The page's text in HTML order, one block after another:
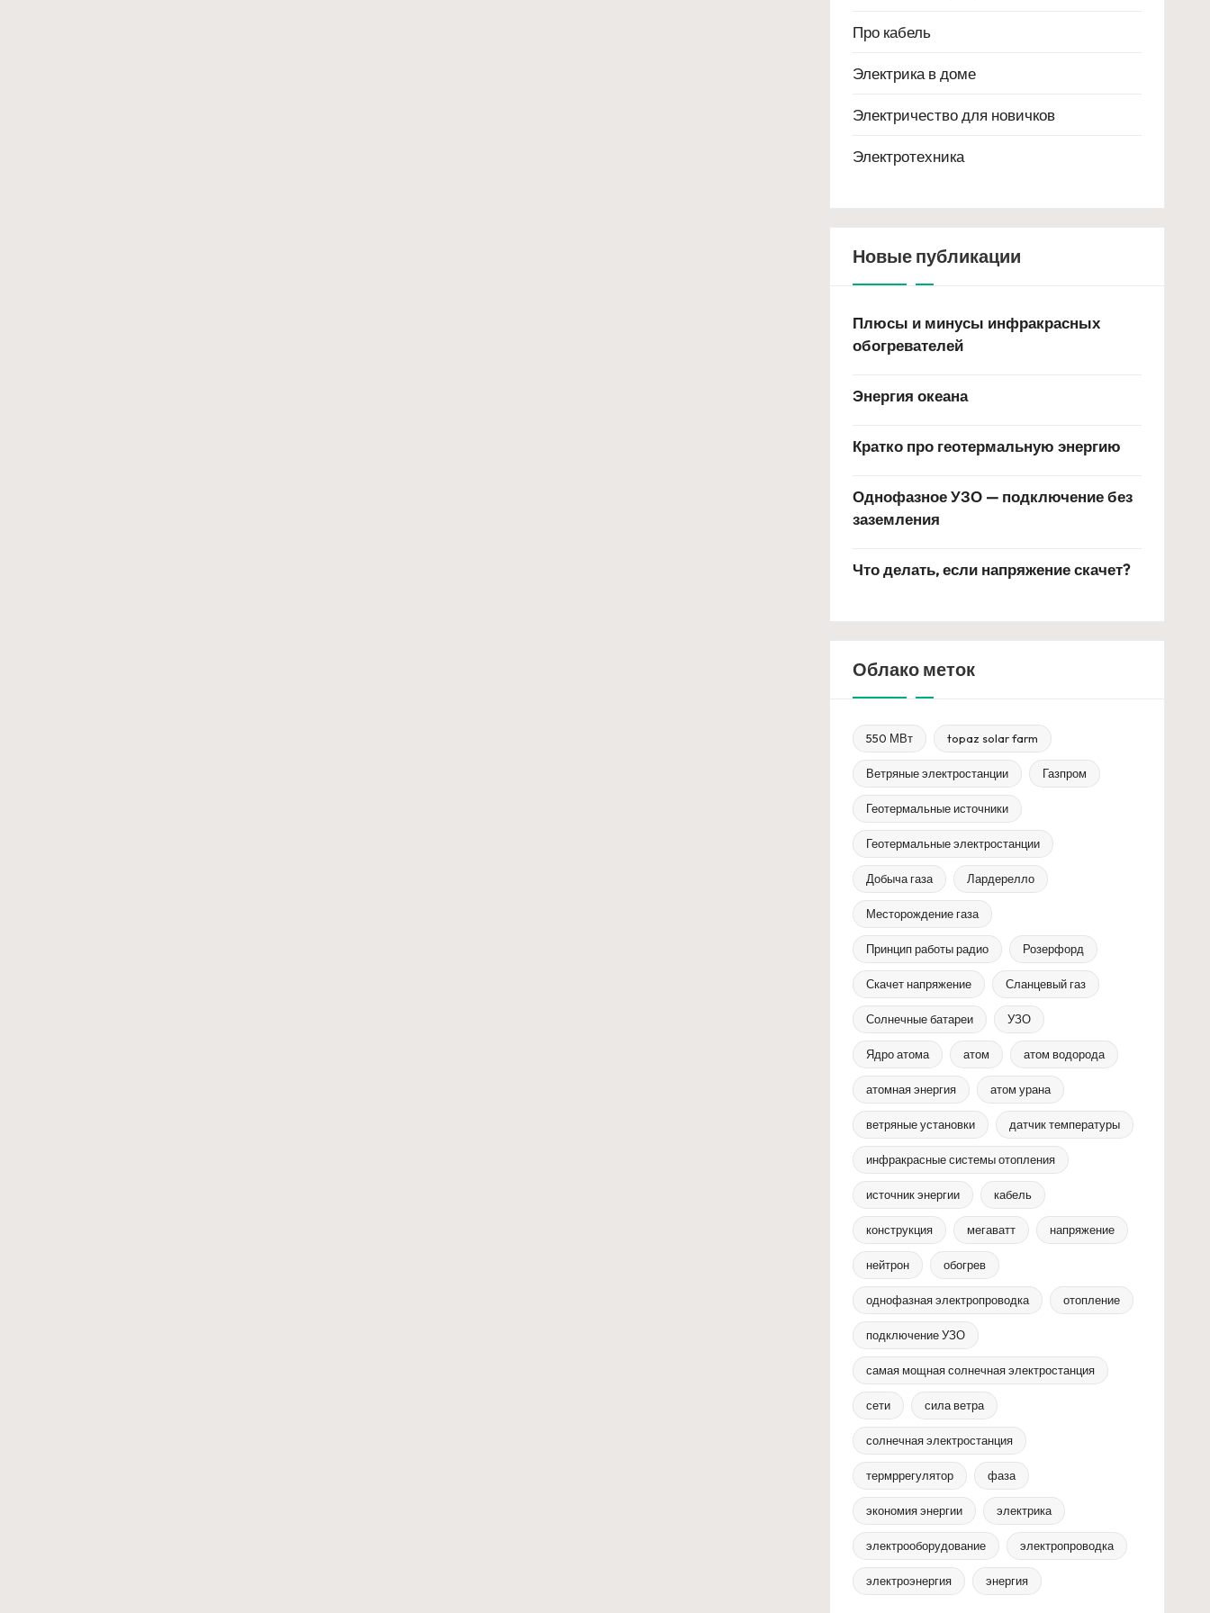
Про кабель
Электрика в доме
Электричество для новичков
Электротехника
Новые публикации
Плюсы и минусы инфракрасных
обогревателей
Энергия океана
Кратко про геотермальную энергию
Однофазное УЗО — подключение без
заземления
Что делать, если напряжение скачет?
Облако меток
550 МВт topaz solar farm
Ветряные электростанции Газпром
Геотермальные источники
Геотермальные электростанции
Добыча газа Лардерелло
Месторождение газа
Принцип работы радио Розерфорд
Скачет напряжение Сланцевый газ
Солнечные батареи УЗО
Ядро атома атом атом водорода
атомная энергия атом урана
ветряные установки датчик температуры
инфракрасные системы отопления
источник энергии кабель
конструкция мегаватт напряжение
нейтрон обогрев
однофазная электропроводка отопление
подключение УЗО
самая мощная солнечная электростанция
сети сила ветра
солнечная электростанция
термррегулятор фаза
экономия энергии электрика
электрооборудование электропроводка
электроэнергия энергия